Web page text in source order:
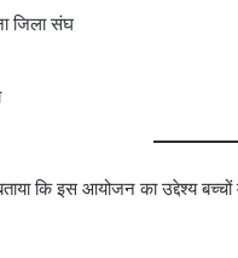
जिला संघ
कि इस आयोजन का उद्देश्य